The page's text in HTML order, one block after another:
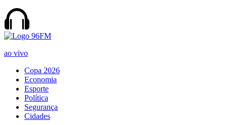
ao vivo
Copa 2026
Economia
Esporte
Política
Segurança
Cidades